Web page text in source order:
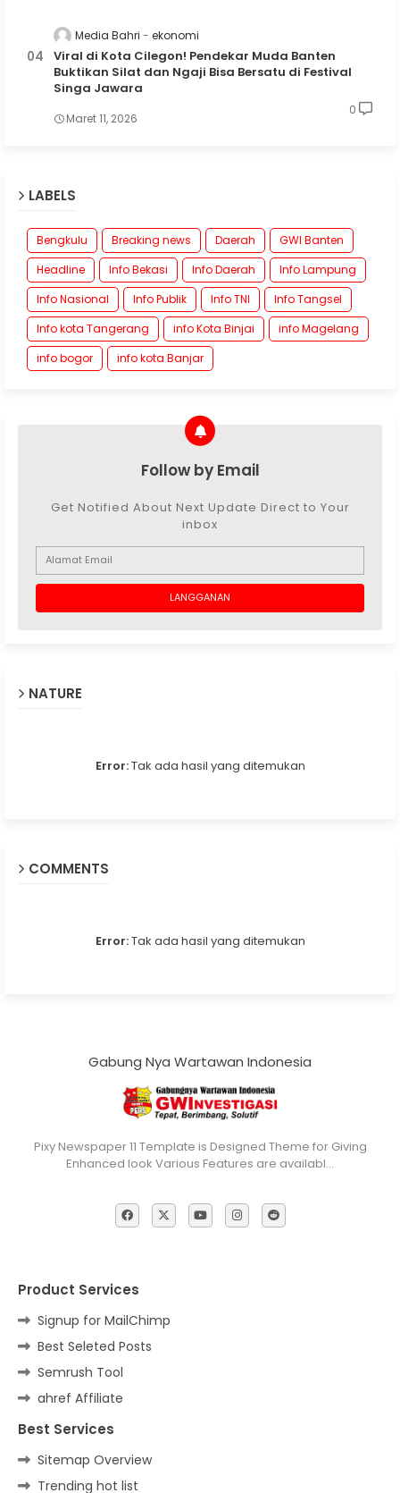
Media Bahri ekonomi
Viral di Kota Cilegon! Pendekar Muda Banten
Buktikan Silat dan Ngaji Bisa Bersatu di Festival
Singa Jawara
Maret 11, 2026
0
LABELS
Bengkulu Breaking news Daerah
GWI Banten
Headline
Info Bekasi Info Daerah
Info Lampung
Info Nasional
Info Publik Info TNI
Info Tangsel
Info kota Tangerang
info Kota Binjai
info Magelang
info bogor
info kota Banjar
Follow by Email
Get Notified About Next Update Direct to Your
inbox
NATURE
Error:Tak ada hasil yang ditemukan
COMMENTS
Error:Tak ada hasil yang ditemukan
Gabung Nya Wartawan Indonesia
Pixy Newspaper 11 Template is Designed Theme for Giving
Enhanced look Various Features are availabl…
Product Services
Signup for MailChimp
Best Seleted Posts
Semrush Tool
ahref Affiliate
Best Services
Sitemap Overview
Trending hot list